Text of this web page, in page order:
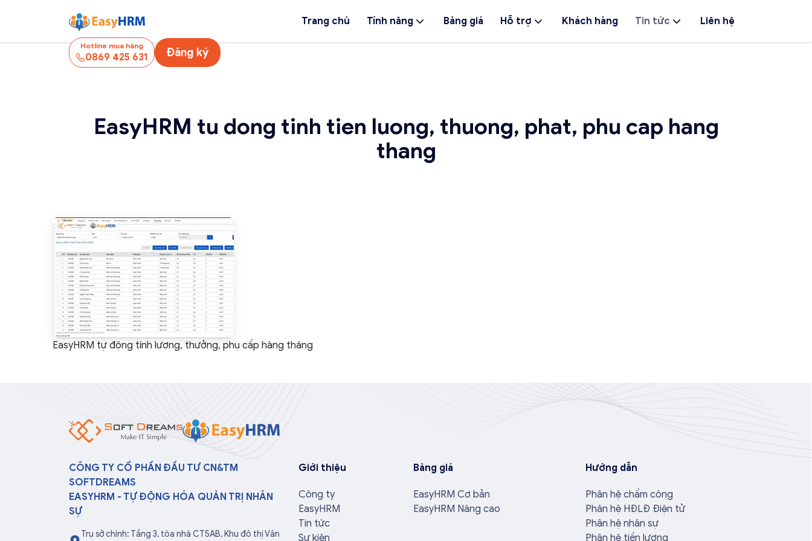
Trang chủ Tính năng Bảng giá Hỗ trợ Khách hàng Tin tức Liên hệ
Hotline mua hàng
0869 425 631 Đăng ký
EasyHRM tu dong tinh tien luong, thuong, phat, phu cap hang
thang
EasyHRM tự động tính lương, thưởng, phụ cấp hàng tháng
CÔNG TY CỔ PHẦN ĐẦU TƯ CN&TM
SOFTDREAMS
EASYHRM - TỰ ĐỘNG HÓA QUẢN TRỊ NHÂN
SỰ
Trụ sở chính: Tầng 3, tòa nhà CT5AB, Khu đô thị Văn
Giới thiệu
Công ty
EasyHRM
Tin tức
Sự kiện
Bảng giá
EasyHRM Cơ bản
EasyHRM Nâng cao
Hướng dẫn
Phân hệ chấm công
Phân hệ HĐLĐ Điện tử
Phân hệ nhân sự
Phân hệ tiền lương